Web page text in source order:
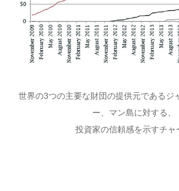
世界の3つの主要な財団の提供元であるジ
ー、マン島に対する、
投資家の信頼感を示すチャ